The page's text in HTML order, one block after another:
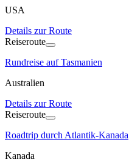
USA
Details zur Route
Reiseroute
Rundreise auf Tasmanien
Australien
Details zur Route
Reiseroute
Roadtrip durch Atlantik-Kanada
Kanada